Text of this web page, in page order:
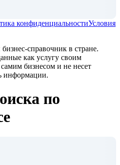
конфиденциальностиУсловия
справочник в стране.
как услугу своим
бизнесом и не несет
информации.
по